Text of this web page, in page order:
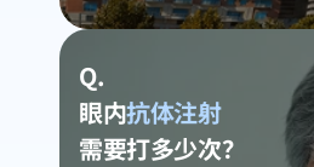
Q.
眼内抗体注射
需要打多少次？